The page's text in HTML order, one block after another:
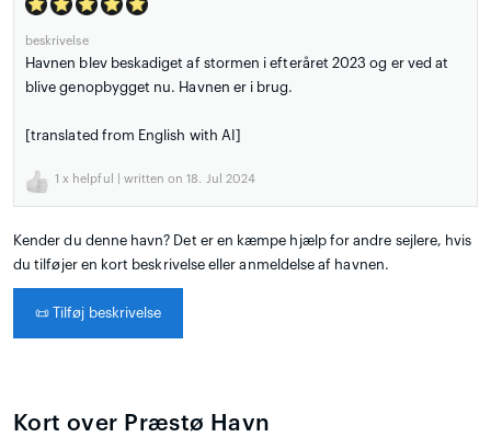
beskrivelse
Havnen blev beskadiget af stormen i efteråret 2023 og er ved at
blive genopbygget nu. Havnen er i brug.
[translated from English with AI]
1 x helpful | written on 18. Jul 2024
Kender du denne havn? Det er en kæmpe hjælp for andre sejlere, hvis
du tilføjer en kort beskrivelse eller anmeldelse af havnen.
📜 Tilføj beskrivelse
Kort over Præstø Havn